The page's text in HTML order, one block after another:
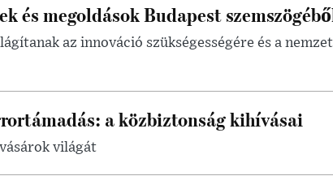
és megoldások Budapest
az innováció szükségességére és a
a közbiztonság kihívásai
világát